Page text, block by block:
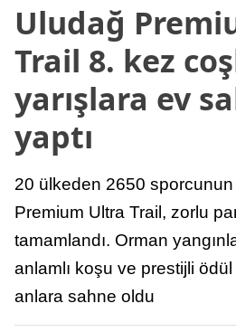
Uludağ
Trail 8. kez
yarışlara ev
yaptı
20 ülkeden 2650 sporcunun
Premium Ultra Trail, zorlu
tamamlandı. Orman
anlamlı koşu ve prestijli
anlara sahne oldu